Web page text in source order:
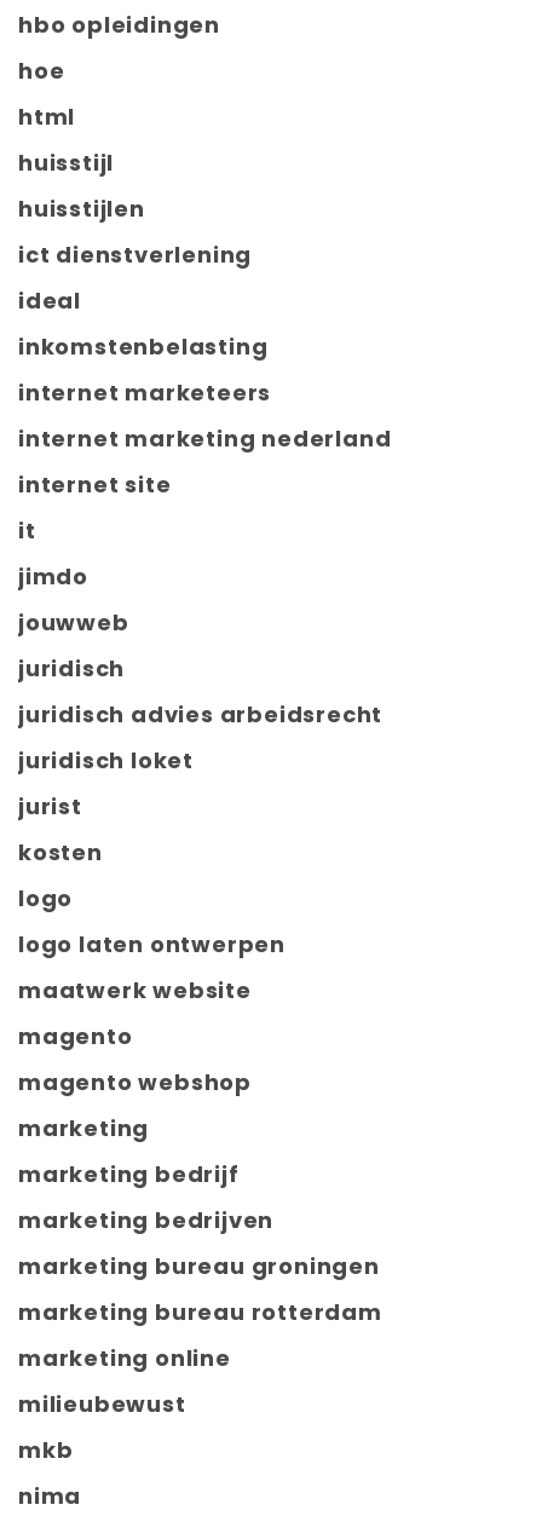
hbo opleidingen
hoe
html
huisstijl
huisstijlen
ict dienstverlening
ideal
inkomstenbelasting
internet marketeers
internet marketing nederland
internet site
it
jimdo
jouwweb
juridisch
juridisch advies arbeidsrecht
juridisch loket
jurist
kosten
logo
logo laten ontwerpen
maatwerk website
magento
magento webshop
marketing
marketing bedrijf
marketing bedrijven
marketing bureau groningen
marketing bureau rotterdam
marketing online
milieubewust
mkb
nima